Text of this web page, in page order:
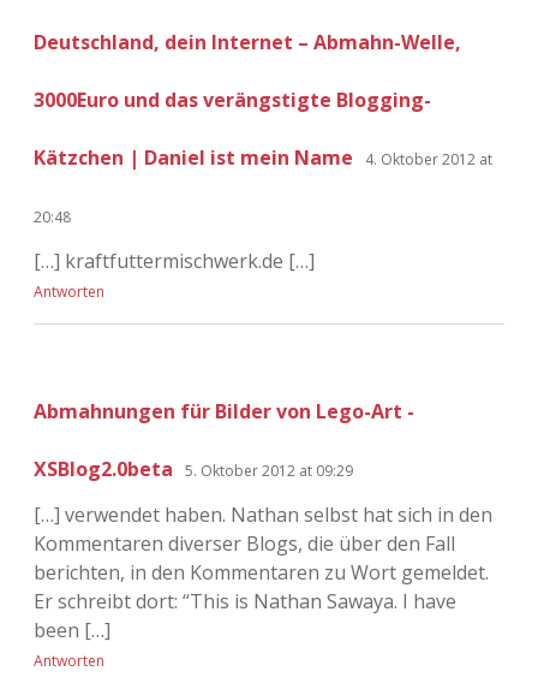
Deutschland, dein Internet – Abmahn-Welle,
3000Euro und das verängstigte Blogging-
Kätzchen | Daniel ist mein Name 4. Oktober 2012 at
20:48
[…] kraftfuttermischwerk.de […]
Antworten
Abmahnungen für Bilder von Lego-Art -
XSBlog2.0beta 5. Oktober 2012 at 09:29
[…] verwendet haben. Nathan selbst hat sich in den
Kommentaren diverser Blogs, die über den Fall
berichten, in den Kommentaren zu Wort gemeldet.
Er schreibt dort: “This is Nathan Sawaya. I have
been […]
Antworten